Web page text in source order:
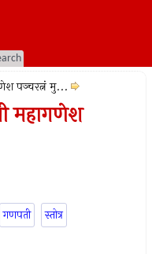
पञ्चरत्नं मु...
महागणेश
गणपती स्तोत्र